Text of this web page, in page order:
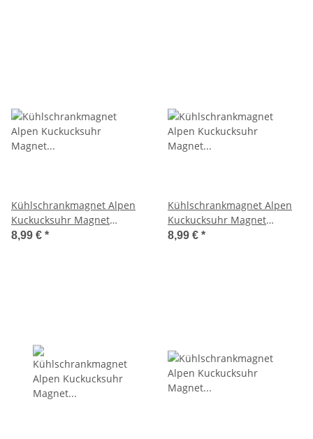
Kühlschrankmagnet Alpen
Kuckucksuhr Magnet
Reisemagnet Mitbringsel
8,99 € *
Kühlschrankmagnet Alpen
Kuckucksuhr Magnet
Reisemagnet Mitbringsel
8,99 € *